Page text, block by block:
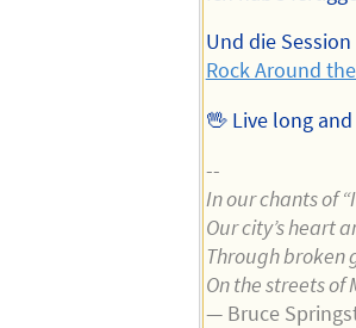
Und die
Rock Around
🖖 Live long
--
In our chants of
Our city’s heart
Through broken
On the streets of
— Bruce